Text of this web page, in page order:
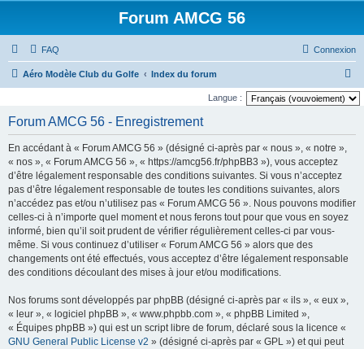
Forum AMCG 56
FAQ Connexion
Aéro Modèle Club du Golfe Index du forum
e
Langue :
Forum AMCG 56 - Enregistrement
En accédant à « Forum AMCG 56 » (désigné ci-après par « nous », « notre »,
« nos », « Forum AMCG 56 », « https://amcg56.fr/phpBB3 »), vous acceptez
d’être légalement responsable des conditions suivantes. Si vous n’acceptez
pas d’être légalement responsable de toutes les conditions suivantes, alors
n’accédez pas et/ou n’utilisez pas « Forum AMCG 56 ». Nous pouvons modifier
celles-ci à n’importe quel moment et nous ferons tout pour que vous en soyez
informé, bien qu’il soit prudent de vérifier régulièrement celles-ci par vous-
même. Si vous continuez d’utiliser « Forum AMCG 56 » alors que des
changements ont été effectués, vous acceptez d’être légalement responsable
des conditions découlant des mises à jour et/ou modifications.
Nos forums sont développés par phpBB (désigné ci-après par « ils », « eux »,
« leur », « logiciel phpBB », « www.phpbb.com », « phpBB Limited »,
« Équipes phpBB ») qui est un script libre de forum, déclaré sous la licence «
GNU General Public License v2 » (désigné ci-après par « GPL ») et qui peut